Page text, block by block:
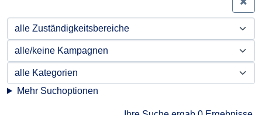
Mehr Suchoptionen